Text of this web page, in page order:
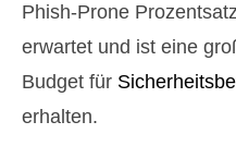
Phish-Prone
erwartet und ist eine
Budget für
erhalten.